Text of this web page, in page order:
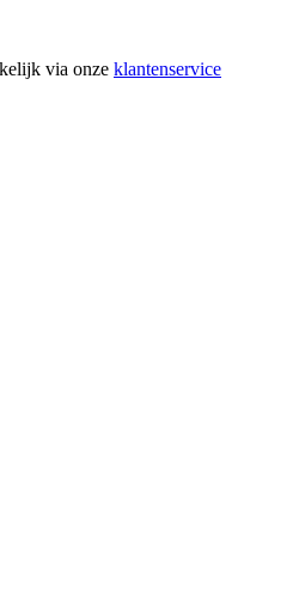
via onze klantenservice